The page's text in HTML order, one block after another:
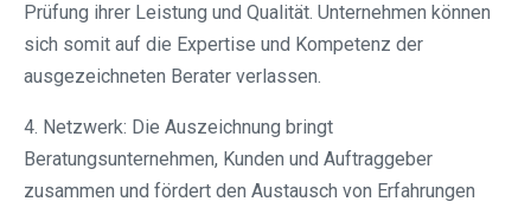
Prüfung ihrer Leistung und Qualität. Unternehmen können
sich somit auf die Expertise und Kompetenz der
ausgezeichneten Berater verlassen.
4. Netzwerk: Die Auszeichnung bringt
Beratungsunternehmen, Kunden und Auftraggeber
zusammen und fördert den Austausch von Erfahrungen